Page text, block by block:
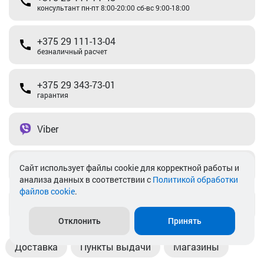
консультант пн-пт 8:00-20:00 сб-вс 9:00-18:00
+375 29 111-13-04
безналичный расчет
+375 29 343-73-01
гарантия
Viber
Telegram
Доставка Пункты выдачи Магазины
Cайт использует файлы cookie для корректной работы и
анализа данных в соответствии с Политикой обработки
файлов cookie.
Отклонить Принять